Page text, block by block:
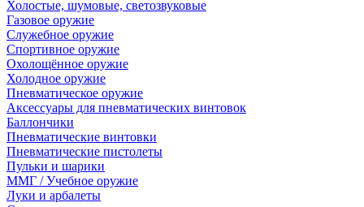
Холостые, шумовые, светозвуковые
Газовое оружие
Служебное оружие
Спортивное оружие
Охолощённое оружие
Холодное оружие
Пневматическое оружие
Аксессуары для пневматических винтовок
Баллончики
Пневматические винтовки
Пневматические пистолеты
Пульки и шарики
ММГ / Учебное оружие
Луки и арбалеты